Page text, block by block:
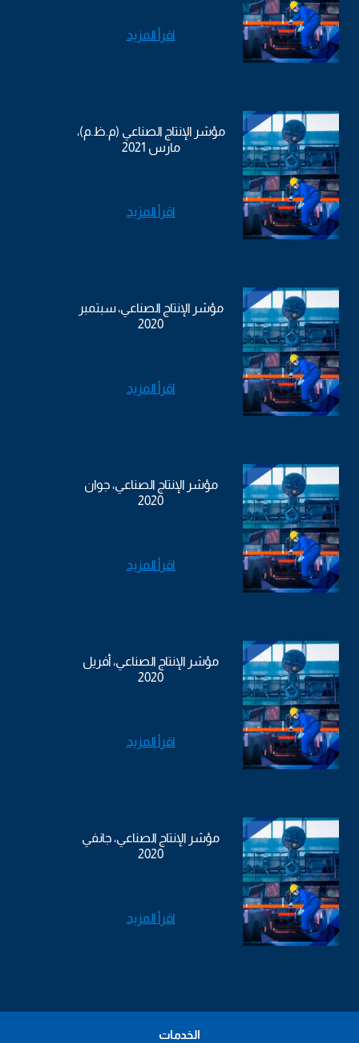
اقرأ المزيد
مؤشر الإنتاج الصناعي (م.ظ.م)،
مارس 2021
اقرأ المزيد
مؤشر الإنتاج الصناعي، سبتمبر
2020
اقرأ المزيد
مؤشر الإنتاج الصناعي، جوان
2020
اقرأ المزيد
مؤشر الإنتاج الصناعي، أفريل
2020
اقرأ المزيد
مؤشر الإنتاج الصناعي، جانفي
2020
اقرأ المزيد
الخدمات